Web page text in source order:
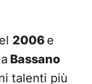
2006 e
Bassano
talenti più